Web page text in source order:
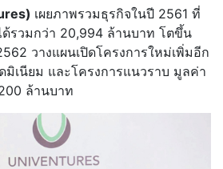
เผยภาพรวมธุรกิจในปี 2561 ที่
ด้รวมกว่า 20,994 ล้านบาท โตขึ้น
วางแผนเปิดโครงการใหม่เพิ่มอีก
มิเนียม และโครงการแนวราบ มูลค่า
ล้านบาท